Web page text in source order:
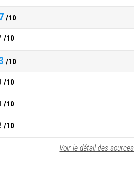
/10
/10
/10
/10
/10
/10
Voir le détail des sources